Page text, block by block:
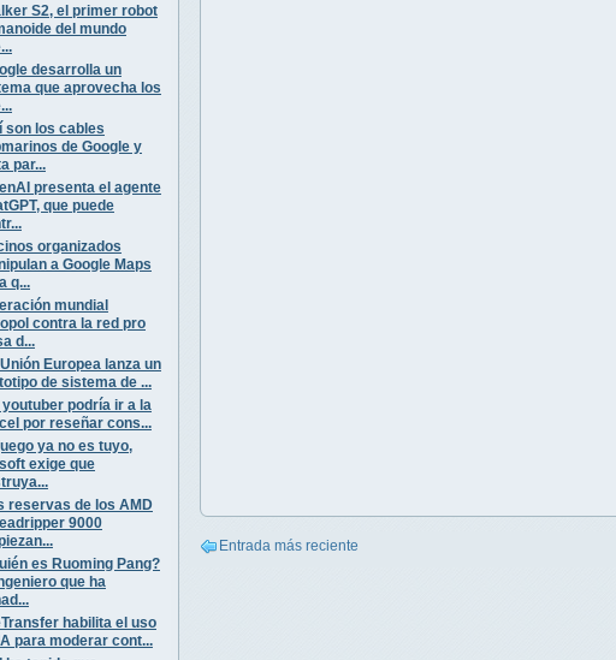
S2, el primer robot
del mundo
desarrolla un
que aprovecha los
son los cables
de Google y
par...
presenta el agente
que puede
organizados
a Google Maps
q...
mundial
contra la red pro
d...
Europea lanza un
de sistema de ...
youtuber podría ir a la
por reseñar cons...
ya no es tuyo,
exige que
reservas de los AMD
9000
es Ruoming Pang?
que ha
habilita el uso
para moderar cont...
Entrada más reciente